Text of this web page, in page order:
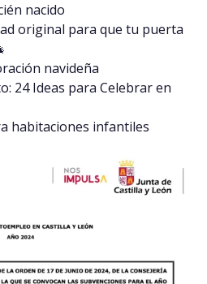
nacido
original para que tu puerta
navideña
24 Ideas para Celebrar en
habitaciones infantiles